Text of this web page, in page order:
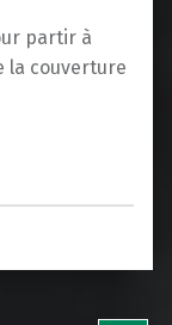
partir à
la couverture